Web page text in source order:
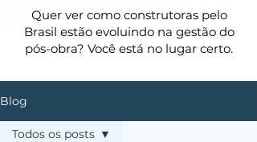
Quer ver como construtoras pelo
Brasil estão evoluindo na gestão do
pós-obra? Você está no lugar certo.
Blog
Todos os posts